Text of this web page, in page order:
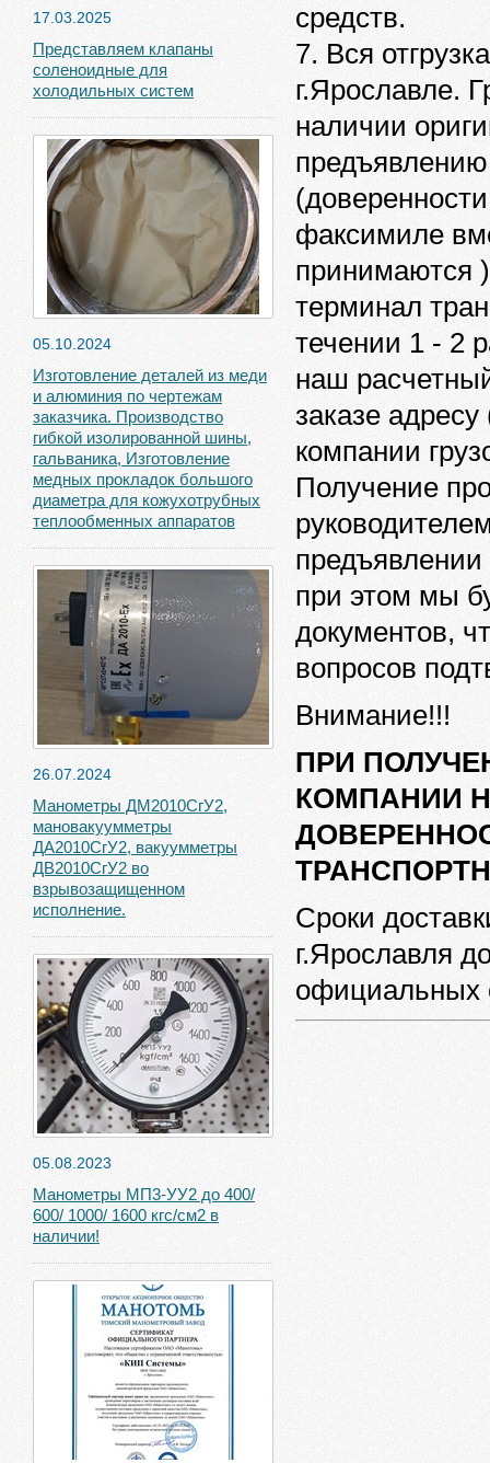
17.03.2025
Представляем клапаны
соленоидные для
холодильных систем
05.10.2024
Изготовление деталей из меди
и алюминия по чертежам
заказчика. Производство
гибкой изолированной шины,
гальваника, Изготовление
медных прокладок большого
диаметра для кожухотрубных
теплообменных аппаратов
26.07.2024
Манометры ДМ2010СгУ2,
мановакуумметры
ДА2010СгУ2, вакуумметры
ДВ2010СгУ2 во
взрывозащищенном
исполнение.
05.08.2023
Манометры МП3-УУ2 до 400/
600/ 1000/ 1600 кгс/см2 в
наличии!
средств.
7. Вся
г.Ярославле.
наличии
предъявлению
факсимиле
принимаются )
терминал
течении 1 - 2
наш
заказе
компании
Получение
при этом мы
документов,
вопросов
Внимание!!!
ПРИ
КОМПАНИИ
Сроки
г.Ярославля
официальных